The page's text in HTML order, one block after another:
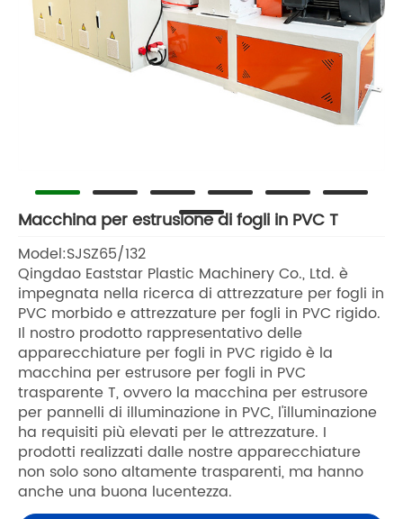
Macchina per estrusione di fogli in PVC T
Model:SJSZ65/132
Qingdao Eaststar Plastic Machinery Co., Ltd. è
impegnata nella ricerca di attrezzature per fogli in
PVC morbido e attrezzature per fogli in PVC rigido.
Il nostro prodotto rappresentativo delle
apparecchiature per fogli in PVC rigido è la
macchina per estrusore per fogli in PVC
trasparente T, ovvero la macchina per estrusore
per pannelli di illuminazione in PVC, l'illuminazione
ha requisiti più elevati per le attrezzature. I
prodotti realizzati dalle nostre apparecchiature
non solo sono altamente trasparenti, ma hanno
anche una buona lucentezza.